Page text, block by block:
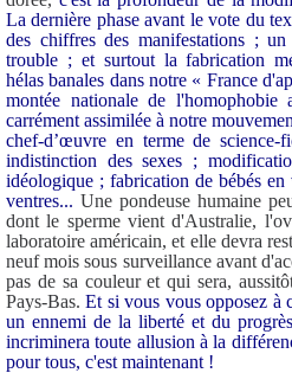
La dernière phase avant le vote du
des chiffres des manifestations ;
trouble ; et surtout la fabrication
hélas banales dans notre « France
montée nationale de l'homophobie
carrément assimilée à notre
chef-d’œuvre en terme de
indistinction des sexes ;
idéologique ; fabrication de bébés
ventres... Une pondeuse humaine
dont le sperme vient d'Australie,
laboratoire américain, et elle devra
neuf mois sous surveillance avant
pas de sa couleur et qui sera,
Pays-Bas.Et si vous vous opposez à
un ennemi de la liberté et du
incriminera toute allusion à la
pour tous, c'est maintenant !